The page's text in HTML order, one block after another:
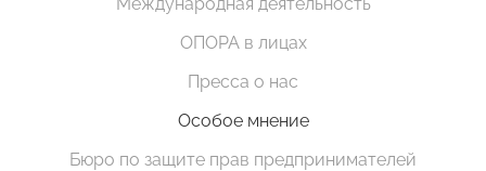
ОПОРА в лицах
Пресса о нас
Особое мнение
Бюро по защите прав предпринимателей